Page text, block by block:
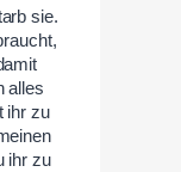
sie.
alles
ihr zu
ihr zu